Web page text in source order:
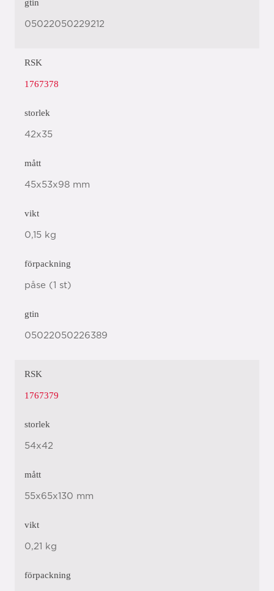
gtin
05022050229212
RSK
1767378
storlek
42x35
mått
45x53x98 mm
vikt
0,15 kg
förpackning
påse (1 st)
gtin
05022050226389
RSK
1767379
storlek
54x42
mått
55x65x130 mm
vikt
0,21 kg
förpackning